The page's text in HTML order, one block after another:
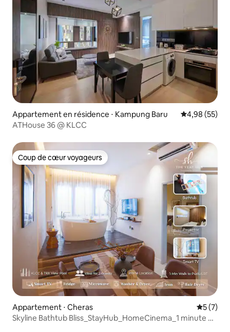
Appartement en résidence ⋅ Kampung Baru Évaluation
4,98 (55)
ATHouse 36 @ KLCC
Coup de cœur voyageurs
Coup de cœur voyageurs
Appartement ⋅ Cheras
5 (7)
Skyline Bathtub Bliss_StayHub_HomeCinema_1 minute de